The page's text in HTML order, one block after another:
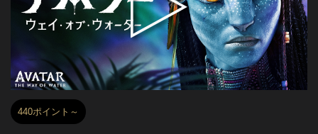
440ポイント～